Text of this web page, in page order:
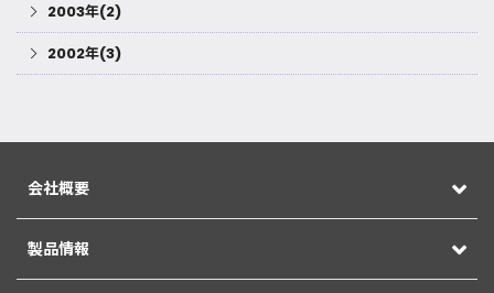
2003年(2)
2002年(3)
会社概要
製品情報